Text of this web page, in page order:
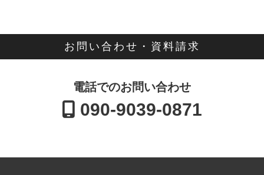
お問い合わせ・資料請求
電話でのお問い合わせ
090-9039-0871